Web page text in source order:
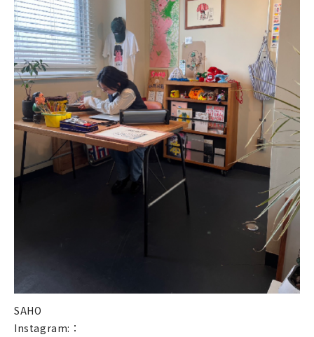
お買い物ガイド
よくある質問
お問い合わせ
SAHO
Instagram:：